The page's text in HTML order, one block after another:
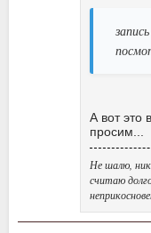
А вот это
просим...
Не шалю,
считаю